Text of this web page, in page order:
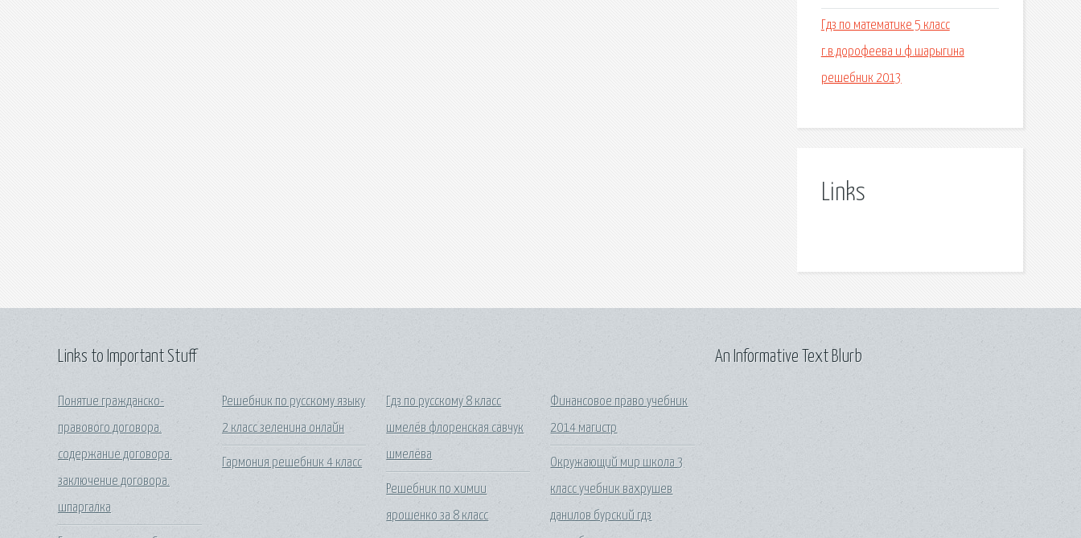
Гдз по математике 5 класс
г.в.дорофеева и.ф.шарыгина
решебник 2013
Links
Links to Important Stuff
Понятие гражданско-
правового договора.
содержание договора.
заключение договора.
шпаргалка
Решебник по русскому языку
2 класс зеленина онлайн
Гармония решебник 4 класс
Гдз по русскому 8 класс
шмелёв флоренская савчук
шмелёва
Решебник по химии
ярошенко за 8 класс
Финансовое право учебник
2014 магистр
Окружающий мир школа 3
класс учебник вахрушев
данилов бурский гдз
An Informative Text Blurb